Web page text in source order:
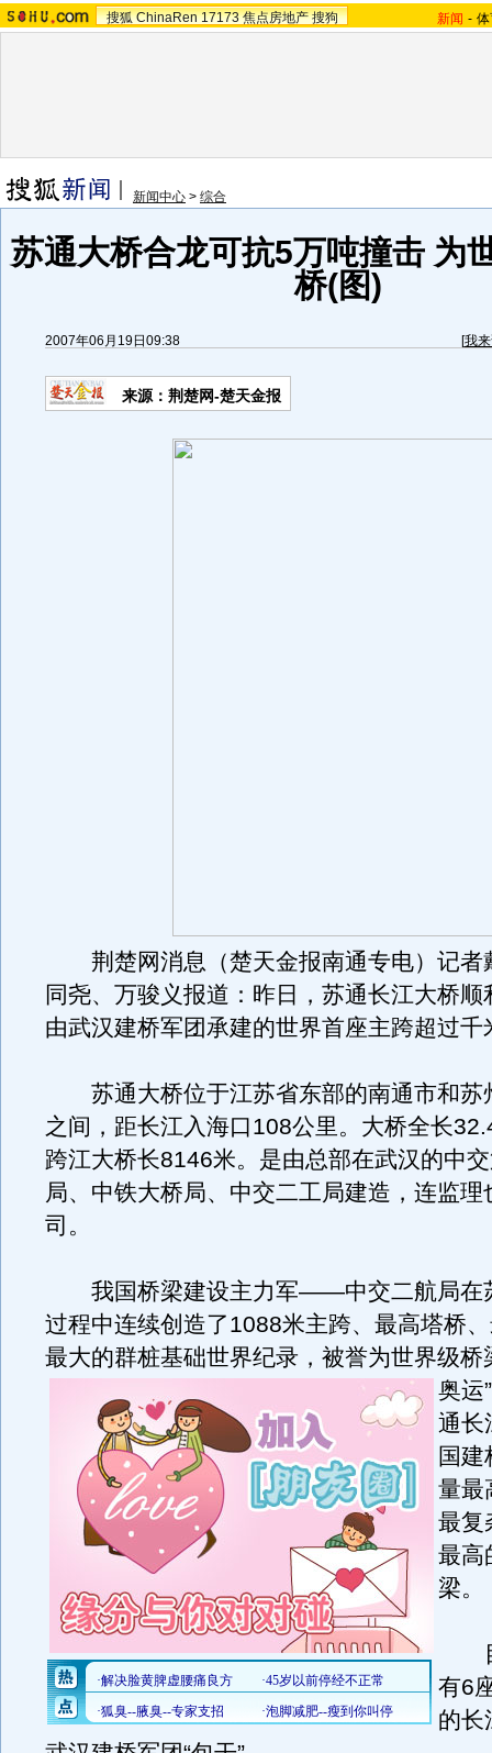
搜狐 ChinaRen 17173 焦点房地产 搜狗 新闻 -
新闻中心 > 综合
苏通大桥合龙可抗5万吨撞击 为
桥(图)
2007年06月19日09:38 [我
来源：荆楚网-楚天金报
荆楚网消息（楚天金报南通专电）记者
同尧、万骏义报道：昨日，苏通长江大桥顺
由武汉建桥军团承建的世界首座主跨超过千
苏通大桥位于江苏省东部的南通市和苏
之间，距长江入海口108公里。大桥全长
跨江大桥长8146米。是由总部在武汉的中
局、中铁大桥局、中交二工局建造，连监理
司。
我国桥梁建设主力军——中交二航局在
过程中连续创造了1088米主跨、最高塔桥
最大的群桩基础世界纪录，被誉为世界级桥
奥运
通长
国
量最
最复
最高
梁。
目
有6
的长